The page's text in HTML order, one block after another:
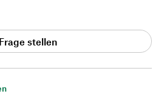
Frage stellen